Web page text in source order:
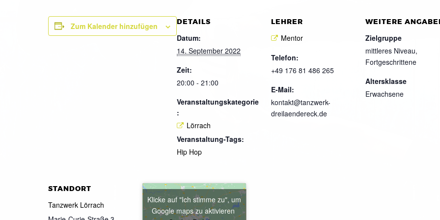
Zum Kalender hinzufügen DETAILS
Datum:
14. September 2022
Zeit:
20:00 - 21:00
Veranstaltungskategorie
:
Lörrach
Veranstaltung-Tags:
Hip Hop
LEHRER
Mentor
Telefon:
+49 176 81 486 265
E-Mail:
kontakt@tanzwerk-
dreilaendereck.de
WEITERE
Zielgruppe
mittleres Niveau,
Fortgeschrittene
Altersklasse
Erwachsene
STANDORT
Tanzwerk Lörrach
Klicke auf "Ich stimme zu", um
Google maps zu aktivieren